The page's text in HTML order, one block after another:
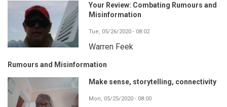
Your Review: Combating Rumours and
Misinformation
Tue, 05/26/2020 - 08:02
Warren Feek
Rumours and Misinformation
Make sense, storytelling, connectivity
Mon, 05/25/2020 - 08:00